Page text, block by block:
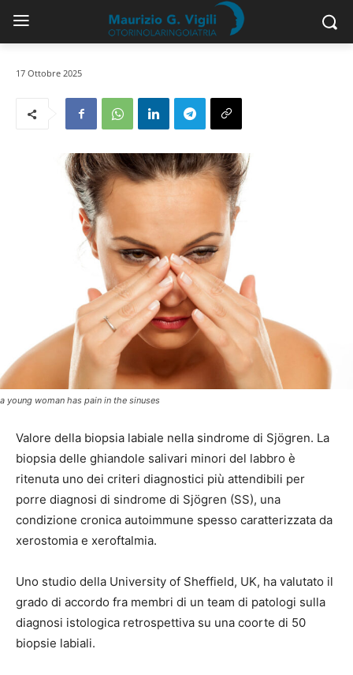
17 Ottobre 2025
a young woman has pain in the sinuses
Valore della biopsia labiale nella sindrome di Sjögren. La
biopsia delle ghiandole salivari minori del labbro è
ritenuta uno dei criteri diagnostici più attendibili per
porre diagnosi di sindrome di Sjögren (SS), una
condizione cronica autoimmune spesso caratterizzata da
xerostomia e xeroftalmia.
Uno studio della University of Sheffield, UK, ha valutato il
grado di accordo fra membri di un team di patologi sulla
diagnosi istologica retrospettiva su una coorte di 50
biopsie labiali.